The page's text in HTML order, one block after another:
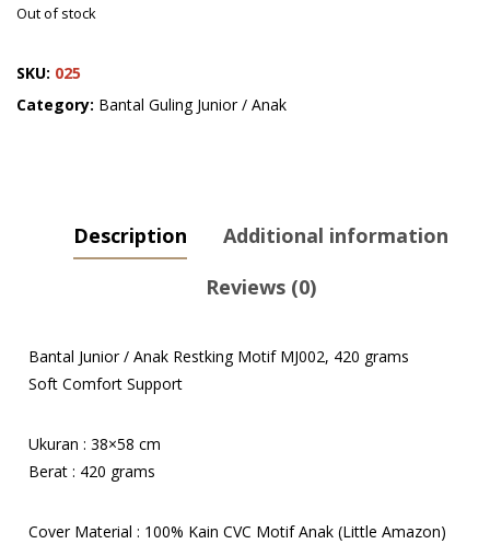
Out of stock
SKU: 025
Category: Bantal Guling Junior / Anak
Description
Additional information
Reviews (0)
Bantal Junior / Anak Restking Motif MJ002, 420 grams
Soft Comfort Support
Ukuran : 38×58 cm
Berat : 420 grams
Cover Material : 100% Kain CVC Motif Anak (Little Amazon)